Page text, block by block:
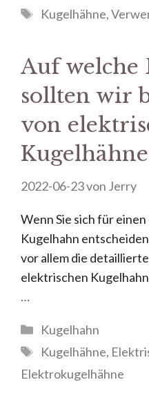
Kugelhähne,
Auf welche
sollten wir
von
2022-06-23von Jerry
Wenn Sie sich für
Kugelhahn
vor allem die
elektrischen
…
Kugelhahn
Kugelhähne,
Elektrokugelhähne